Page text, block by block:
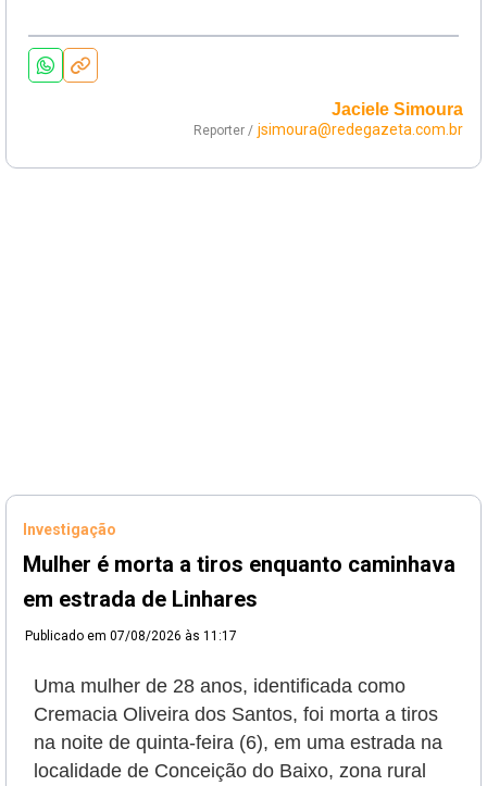
Jaciele Simoura
Reporter / jsimoura@redegazeta.com.br
Investigação
Mulher é morta a tiros enquanto caminhava
em estrada de Linhares
Publicado em 07/08/2026 às 11:17
Uma mulher de 28 anos, identificada como
Cremacia Oliveira dos Santos, foi morta a tiros
na noite de quinta-feira (6), em uma estrada na
localidade de Conceição do Baixo, zona rural